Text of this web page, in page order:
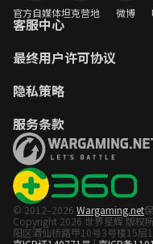
官方自媒体坦克营地 微博
客服中心
最终用户许可协议
隐私策略
服务条款
© 2012–2026 Wargaming.net
Copyright 2026 世界星辉 版权
阳区酒仙桥路甲10号3号楼15层